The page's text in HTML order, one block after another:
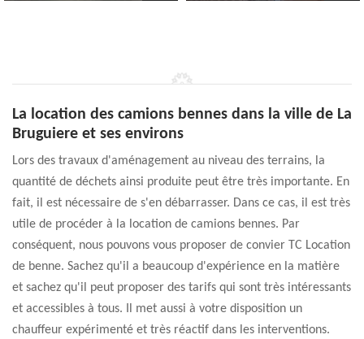
La location des camions bennes dans la ville de La
Bruguiere et ses environs
Lors des travaux d'aménagement au niveau des terrains, la
quantité de déchets ainsi produite peut être très importante. En
fait, il est nécessaire de s'en débarrasser. Dans ce cas, il est très
utile de procéder à la location de camions bennes. Par
conséquent, nous pouvons vous proposer de convier TC Location
de benne. Sachez qu'il a beaucoup d'expérience en la matière
et sachez qu'il peut proposer des tarifs qui sont très intéressants
et accessibles à tous. Il met aussi à votre disposition un
chauffeur expérimenté et très réactif dans les interventions.